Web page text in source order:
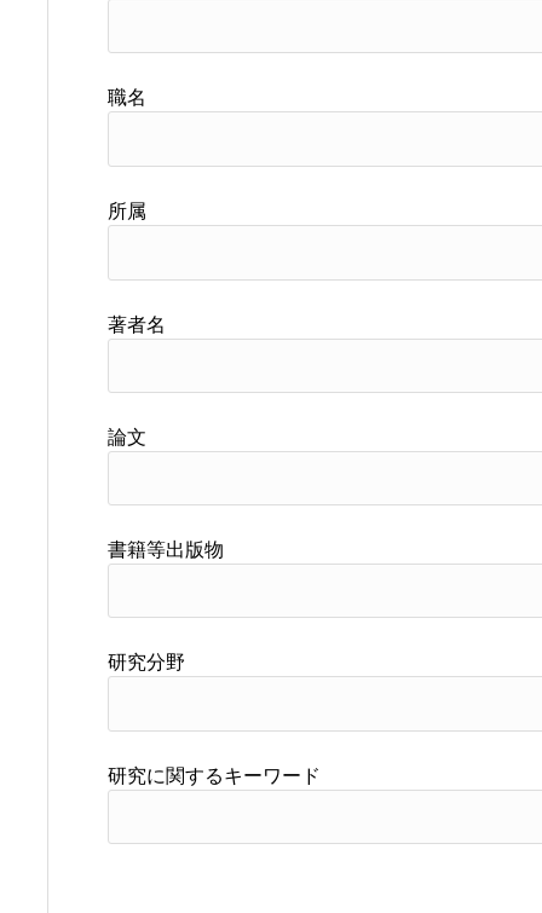
職名
所属
著者名
論文
書籍等出版物
研究分野
研究に関するキーワード